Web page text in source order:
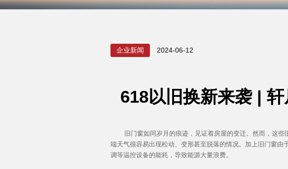
企业新闻 2024-06-12
618以旧换新来袭 |
旧门窗如同岁月的痕迹，见证着房屋的变迁。然而，这些
端天气很容易出现松动、变形甚至脱落的情况。加上旧门窗
调等温控设备的能耗，导致能源大量浪费。